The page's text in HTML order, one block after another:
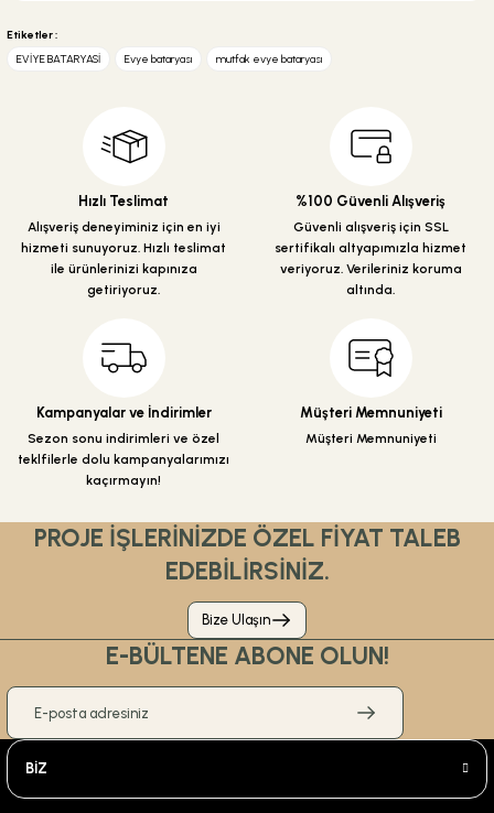
yetersiz gördüğünüz noktaları öneri formunu kullanarak tarafımıza
iletebilirsiniz.
Görüş ve önerileriniz için teşekkür ederiz.
Ürün resmi kalitesiz, bozuk veya görüntülenemiyor.
Ürün açıklamasında eksik bilgiler bulunuyor.
Ürün fiyatı diğer sitelerden daha pahalı.
Bu ürüne benzer farklı alternatifler olmalı.
Etiketler :
EVİYE BATARYASİ
Evye bataryası mutfak evye bataryası
Hızlı Teslimat
Alışveriş deneyiminiz için en iyi
hizmeti sunuyoruz. Hızlı teslimat
ile ürünlerinizi kapınıza
getiriyoruz.
%100 Güvenli Alışveriş
Güvenli alışveriş için SSL
sertifikalı altyapımızla hizmet
veriyoruz. Verileriniz koruma
altında.
Kampanyalar ve İndirimler
Sezon sonu indirimleri ve özel
teklfilerle dolu kampanyalarımızı
kaçırmayın!
Müşteri Memnuniyeti
Müşteri Memnuniyeti
PROJE İŞLERİNİZDE ÖZEL FİYAT TALEB
EDEBİLİRSİNİZ.
Bize Ulaşın
E-BÜLTENE ABONE OLUN!
BİZ